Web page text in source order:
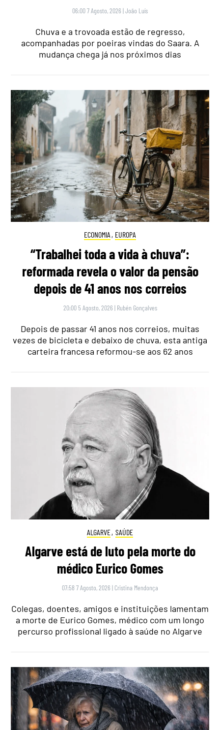
06:00 7 Agosto, 2026 |João Luís
Chuva e a trovoada estão de regresso,
acompanhadas por poeiras vindas do Saara. A
mudança chega já nos próximos dias
ECONOMIA , EUROPA
“Trabalhei toda a vida à chuva”:
reformada revela o valor da pensão
depois de 41 anos nos correios
20:00 5 Agosto, 2026 | Rubén Gonçalves
Depois de passar 41 anos nos correios, muitas
vezes de bicicleta e debaixo de chuva, esta antiga
carteira francesa reformou-se aos 62 anos
ALGARVE, SAÚDE
Algarve está de luto pela morte do
médico Eurico Gomes
07:58 7 Agosto, 2026 | Cristina Mendonça
Colegas, doentes, amigos e instituições lamentam
a morte de Eurico Gomes, médico com um longo
percurso profissional ligado à saúde no Algarve